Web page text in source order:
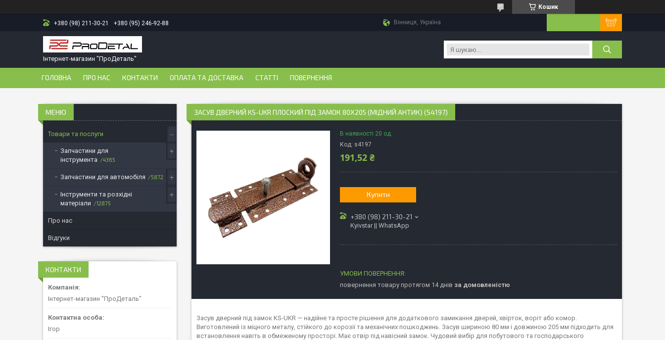
Кошик
+380 (98) 211-30-21 +380 (95) 246-92-88 Вінниця, Україна
Інтернет-магазин "ПроДеталь"
ГОЛОВНА ПРО НАС КОНТАКТИ ОПЛАТА ТА ДОСТАВКА СТАТТІ ПОВЕРНЕННЯ
ЗАСУВ ДВЕРНИЙ KS-UKR ПЛОСКИЙ ПІД ЗАМОК 80Х205 (МІДНИЙ АНТИК) (S4197)
В наявності 20 од.
Код: s4197
191,52 ₴
Купити
+380 (98) 211-30-21
Kyivstar || WhatsApp
повернення товару протягом 14 днів за домовленістю
Засув дверний під замок KS-UKR — надійне та просте рішення для додаткового замикання дверей, хвірток, воріт або комор.
Виготовлений із міцного металу, стійкого до корозії та механічних пошкоджень. Засув шириною 80 мм і довжиною 205 мм підходить для
встановлення навіть в обмеженому просторі. Має отвір під навісний замок. Чудовий вибір для побутового та господарського
Товари та послуги
Запчастини для
інструмента
4365
Запчастини для автомобіля 5872
Інструменти та розхідні
матеріали
12875
Про нас
Відгуки
КОНТАКТИ
Інтернет-магазин "ПроДеталь"
Ігор